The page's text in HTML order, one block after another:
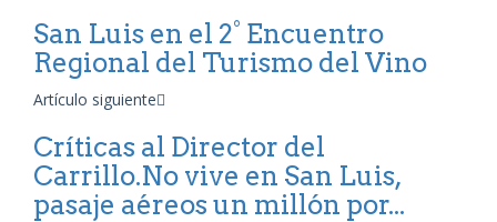
San Luis en el 2° Encuentro
Regional del Turismo del Vino
Artículo siguiente
Críticas al Director del
Carrillo.No vive en San Luis,
pasaje aéreos un millón por...